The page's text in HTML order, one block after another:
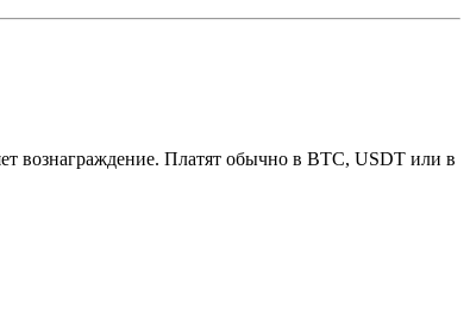
вознаграждение. Платят обычно в BTC, USDT или в